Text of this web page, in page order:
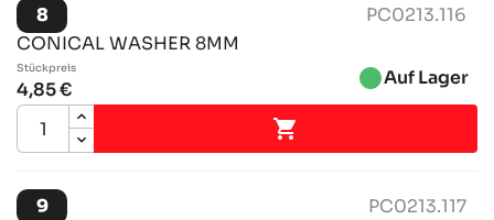
8
PC0213.116
CONICAL WASHER 8MM
Stückpreis
4,85 € brightness_1Auf Lager

9
PC0213.117